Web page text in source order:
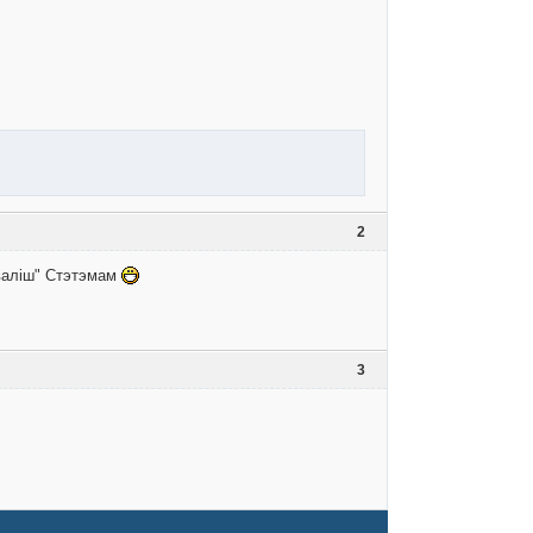
2
Стэтэмам
3